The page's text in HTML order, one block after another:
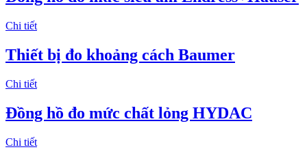
Chi tiết
Thiết bị đo khoảng cách Baumer
Chi tiết
Đồng hồ đo mức chất lỏng HYDAC
Chi tiết